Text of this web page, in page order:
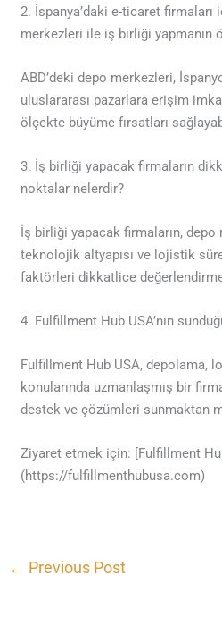
2. İspanya’daki e-ticaret firmaları
merkezleri ile iş birliği yapmanın
ABD’deki depo merkezleri,
uluslararası pazarlara erişim
ölçekte büyüme fırsatları
3. İş birliği yapacak firmaların
noktalar nelerdir?
İş birliği yapacak firmaların,
teknolojik altyapısı ve lojistik
faktörleri dikkatlice
4. Fulfillment Hub USA’nın
Fulfillment Hub USA, depolama,
konularında uzmanlaşmış bir
destek ve çözümleri sunmaktan
Ziyaret etmek için: [Fulfillment
(https://fulfillmenthubusa.com)
← Previous Post